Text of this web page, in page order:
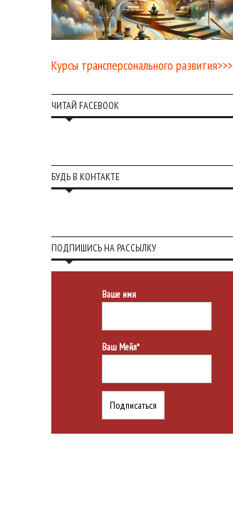
Курсы трансперсонального развития>>>
ЧИТАЙ FACEBOOK
БУДЬ В КОНТАКТЕ
ПОДПИШИСЬ НА РАССЫЛКУ
Ваше имя
Ваш Мейл*